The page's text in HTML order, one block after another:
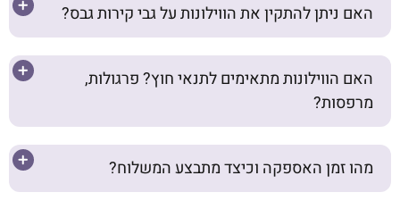
האם ניתן להתקין את הווילונות על גבי קירות גבס?
האם הווילונות מתאימים לתנאי חוץ? פרגולות,
מרפסות?
מהו זמן האספקה וכיצד מתבצע המשלוח?